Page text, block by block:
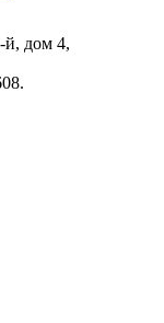
й, дом 4,